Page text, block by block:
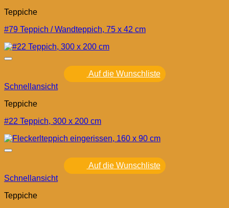
Teppiche
#79 Teppich / Wandteppich, 75 x 42 cm
Auf die Wunschliste
Schnellansicht
Teppiche
#22 Teppich, 300 x 200 cm
Auf die Wunschliste
Schnellansicht
Teppiche